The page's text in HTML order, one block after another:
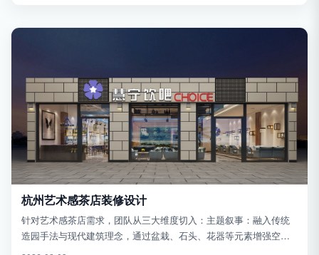
杭州艺术感茶店装修设计
针对艺术感茶店需求，团队从三大维度切入：主题叙事：融入传统
造园手法与现代建筑理念，通过盆栽、石头、花器等元素增强空间
层次感，同时结合在地文化符号打造独特的视觉记忆点；功能分区